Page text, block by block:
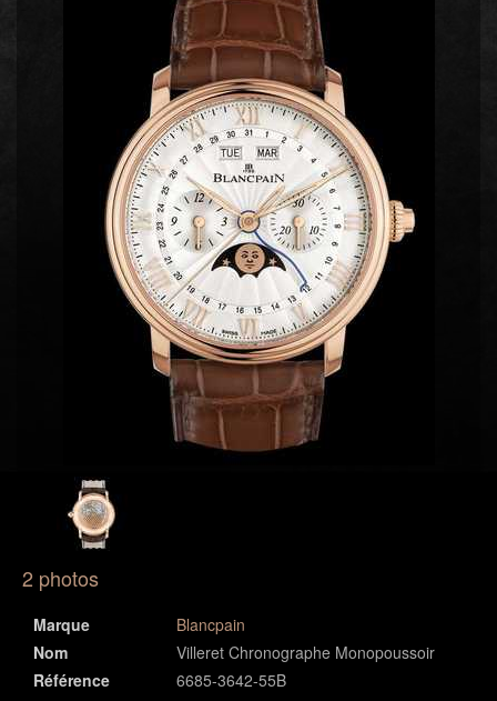
2 photos
Marque
Blancpain
Nom
Villeret Chronographe Monopoussoir
Référence
6685-3642-55B